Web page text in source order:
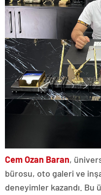
Cem Ozan Baran,
bürosu, oto galeri ve
deneyimler kazandı. Bu